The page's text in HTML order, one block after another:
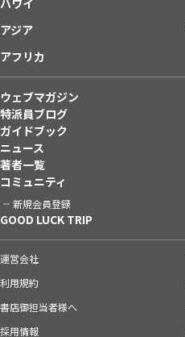
アジア
アフリカ
ウェブマガジン
特派員ブログ
ガイドブック
ニュース
著者一覧
コミュニティ
新規会員登録
GOOD LUCK TRIP
運営会社
利用規約
書店御担当者様へ
採用情報